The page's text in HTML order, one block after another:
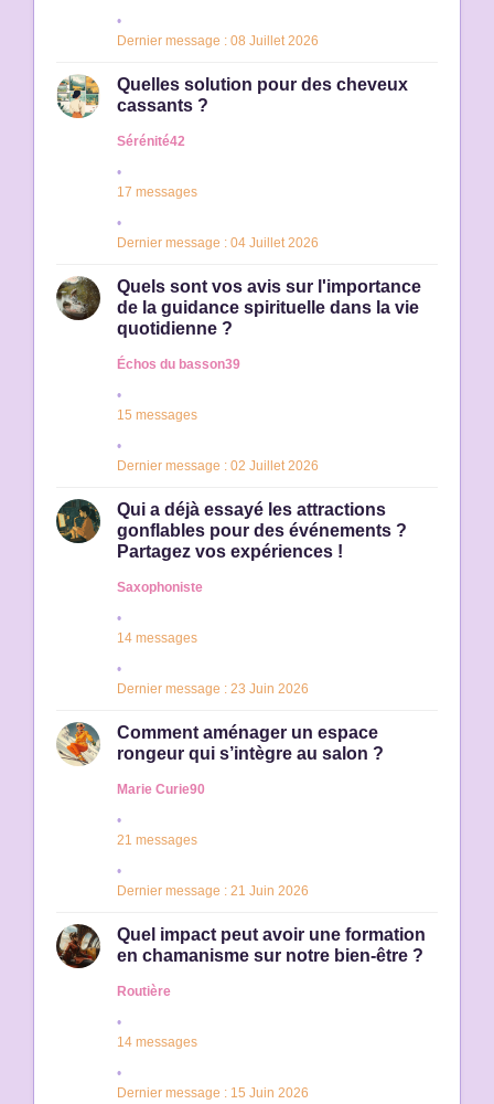
Dernier message : 08 Juillet 2026
Quelles solution pour des cheveux
cassants ?
Sérénité42
17 messages
Dernier message : 04 Juillet 2026
Quels sont vos avis sur l'importance
de la guidance spirituelle dans la vie
quotidienne ?
Échos du basson39
15 messages
Dernier message : 02 Juillet 2026
Qui a déjà essayé les attractions
gonflables pour des événements ?
Partagez vos expériences !
Saxophoniste
14 messages
Dernier message : 23 Juin 2026
Comment aménager un espace
rongeur qui s’intègre au salon ?
Marie Curie90
21 messages
Dernier message : 21 Juin 2026
Quel impact peut avoir une formation
en chamanisme sur notre bien-être ?
Routière
14 messages
Dernier message : 15 Juin 2026